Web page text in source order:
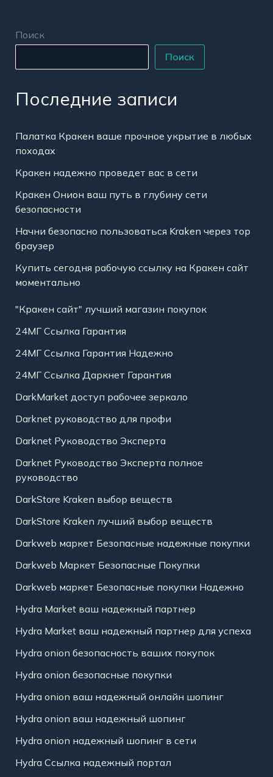
Поиск
Поиск
Последние записи
Палатка Кракен ваше прочное укрытие в любых
походах
Кракен надежно проведет вас в сети
Кракен Онион ваш путь в глубину сети
безопасности
Начни безопасно пользоваться Kraken через тор
браузер
Купить сегодня рабочую ссылку на Кракен сайт
моментально
"Кракен сайт" лучший магазин покупок
24МГ Ссылка Гарантия
24МГ Ссылка Гарантия Надежно
24МГ Ссылка Даркнет Гарантия
DarkMarket доступ рабочее зеркало
Darknet руководство для профи
Darknet Руководство Эксперта
Darknet Руководство Эксперта полное
руководство
DarkStore Kraken выбор веществ
DarkStore Kraken лучший выбор веществ
Darkweb маркет Безопасные надежные покупки
Darkweb Маркет Безопасные Покупки
Darkweb маркет Безопасные покупки Надежно
Hydra Market ваш надежный партнер
Hydra Market ваш надежный партнер для успеха
Hydra onion безопасность ваших покупок
Hydra onion безопасные покупки
Hydra onion ваш надежный онлайн шопинг
Hydra onion ваш надежный шопинг
Hydra onion надежный шопинг в сети
Hydra Ссылка надежный портал